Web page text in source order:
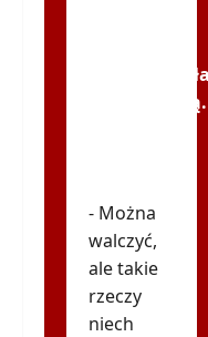
Niewiadomą.
- Można
walczyć,
ale takie
rzeczy
niech